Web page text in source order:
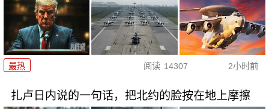
最热 阅读 14307 2小时前
扎卢日内说的一句话，把北约的脸按在地上摩擦